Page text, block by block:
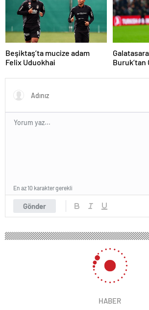
Beşiktaş’ta mucize adam
Felix Uduokhai
Buruk’tan
Gönder
En az 10 karakter gerekli
HABER